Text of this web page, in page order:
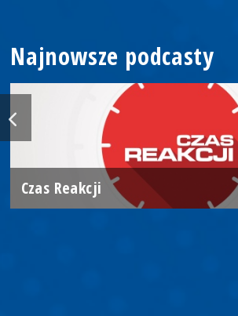
Najnowsze podcasty
Czas Reakcji